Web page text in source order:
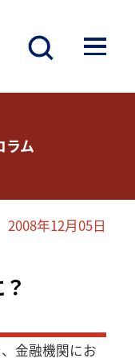
ラム
2008年12月05日
金融機関にお